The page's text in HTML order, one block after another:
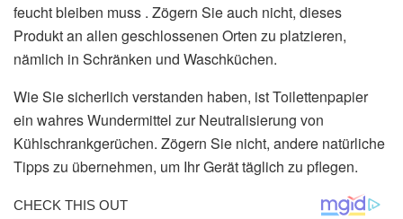
feucht bleiben muss . Zögern Sie auch nicht, dieses
Produkt an allen geschlossenen Orten zu platzieren,
nämlich in Schränken und Waschküchen.
Wie Sie sicherlich verstanden haben, ist Toilettenpapier
ein wahres Wundermittel zur Neutralisierung von
Kühlschrankgerüchen. Zögern Sie nicht, andere natürliche
Tipps zu übernehmen, um Ihr Gerät täglich zu pflegen.